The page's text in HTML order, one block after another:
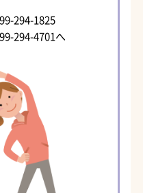
294-1825
294-4701へ